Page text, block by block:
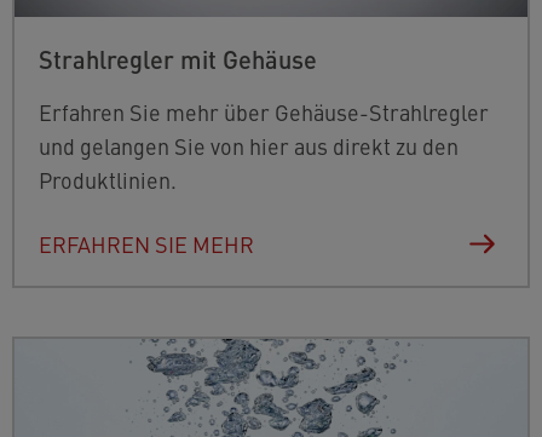
Strahlregler mit Gehäuse
Erfahren Sie mehr über Gehäuse-Strahlregler
und gelangen Sie von hier aus direkt zu den
Produktlinien.
ERFAHREN SIE MEHR